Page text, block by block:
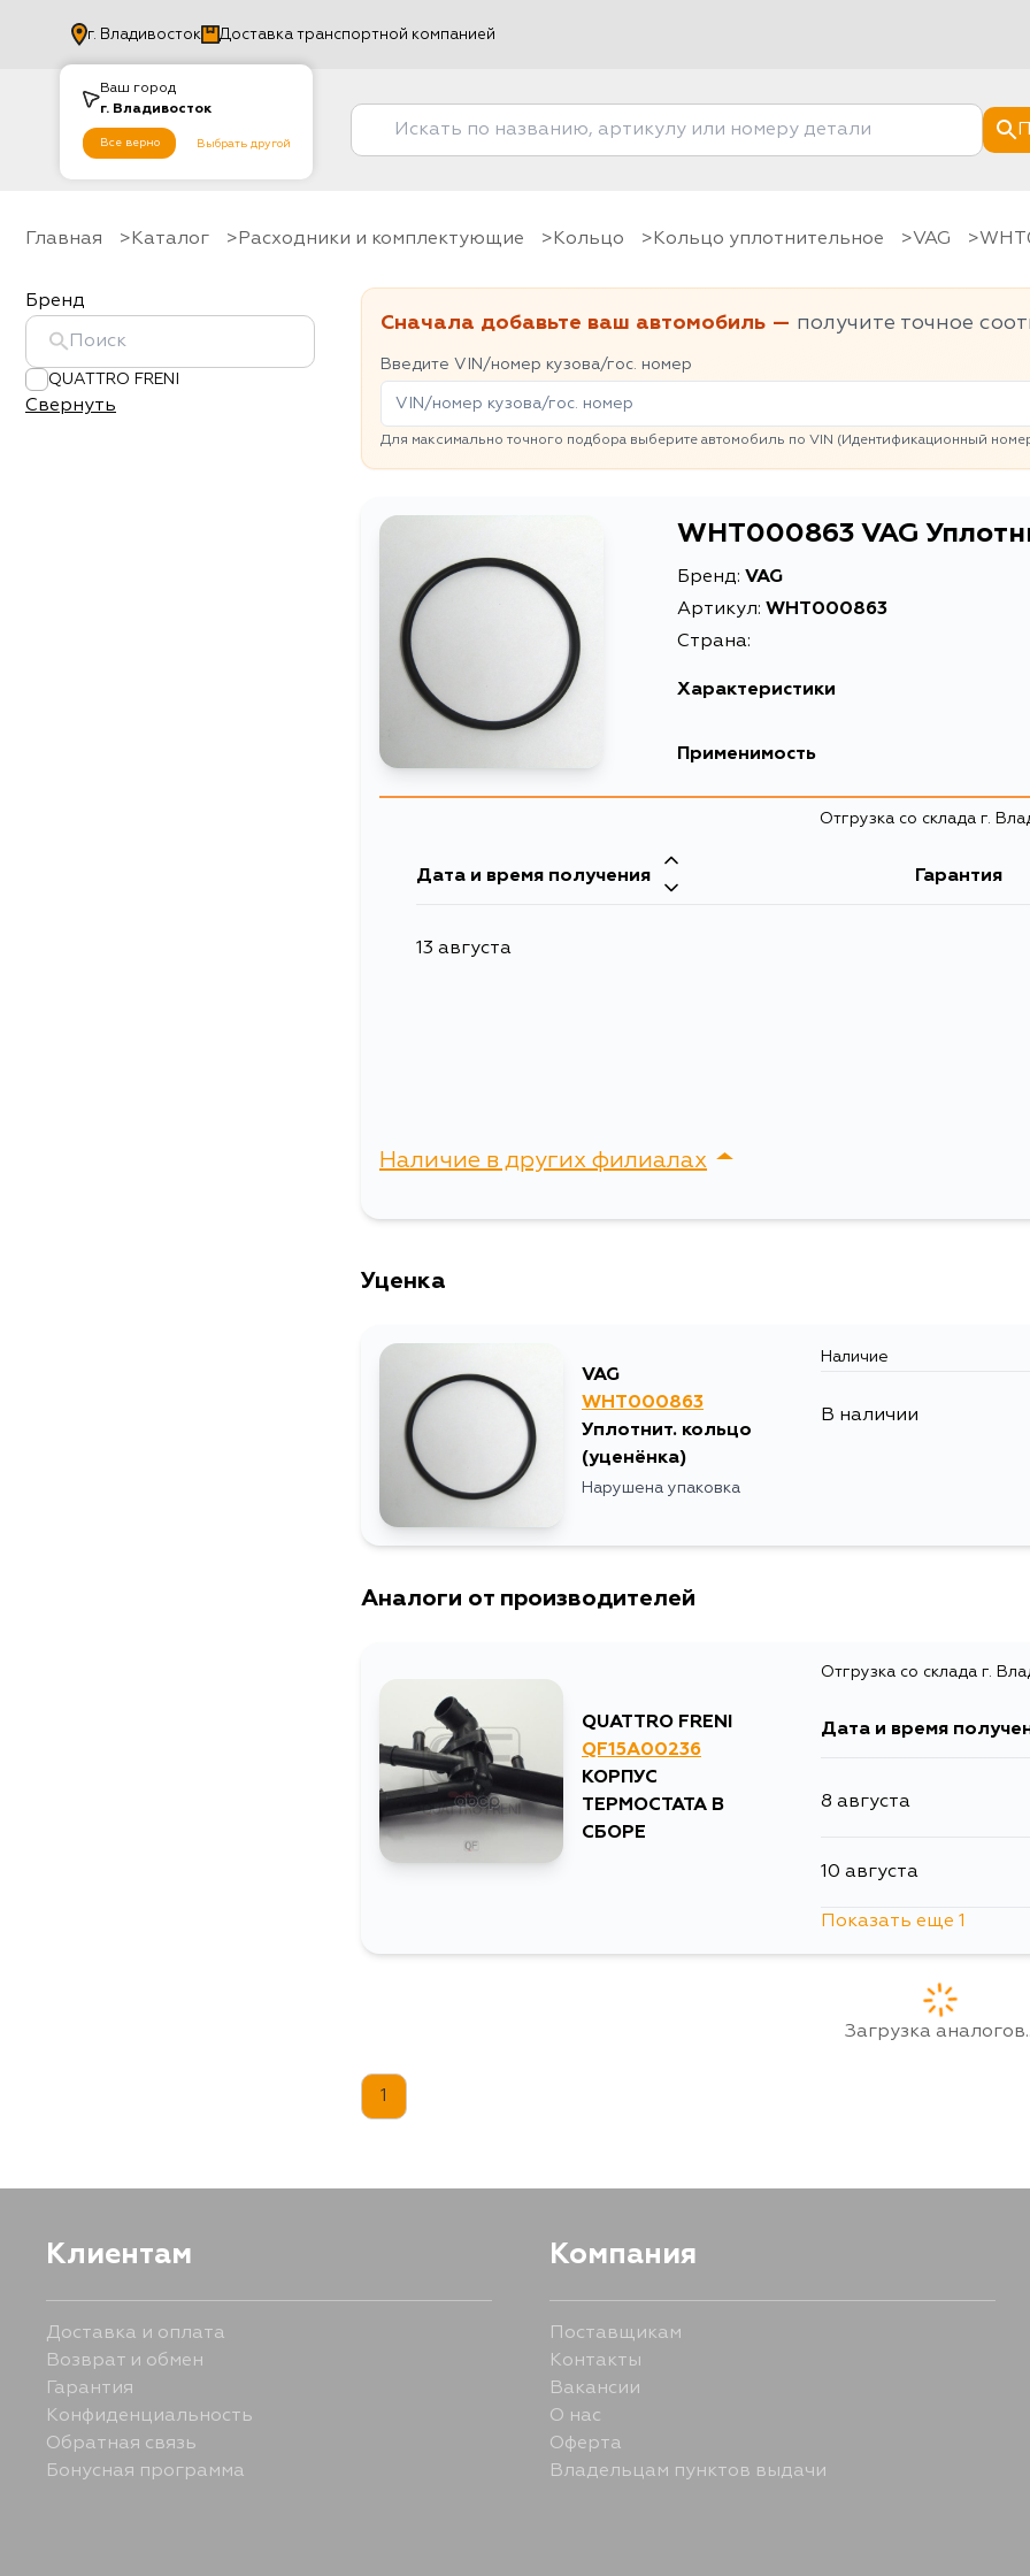
Ваш город
г. Владивосток
Все верно Выбрать другой
г. Владивосток Доставка транспортной компанией
Главная Каталог Расходники и комплектующие Кольцо Кольцо уплотнительное VAG
Бренд
QUATTRO FRENI
Свернуть
Сначала добавьте ваш автомобиль — получите точное
Введите VIN/номер кузова/гос. номер
Для максимально точного подбора выберите автомобиль по VIN (Идентификационный
WHT000863 VAG
Бренд: VAG
Артикул:WHT000863
Страна:
Характеристики
EAN-13
Применимость
Отгрузка со склада г.
Дата и время получения Гарантия
13 августа
Наличие в других филиалах
Уценка
VAG
WHT000863
Уплотнит. кольцо
(уценёнка)
Нарушена упаковка
Наличие
В наличии
Аналоги от производителей
QUATTRO FRENI
QF15A00236
КОРПУС
ТЕРМОСТАТА В
СБОРЕ
Отгрузка со склада г.
Дата и время
8 августа
10 августа
Показать еще 1
Загрузка
1
Клиентам
Доставка и оплата
Возврат и обмен
Гарантия
Конфиденциальность
Обратная связь
Бонусная программа
Компания
Поставщикам
Контакты
Вакансии
О нас
Оферта
Владельцам пунктов выдачи